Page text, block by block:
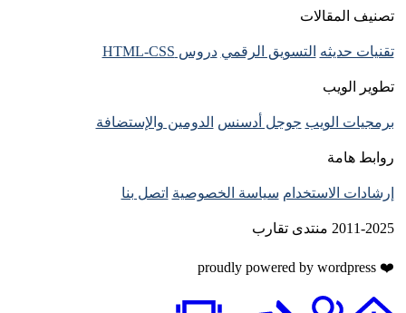
تصنيف المقالات
تقنيات حديثه التسويق الرقمي دروس HTML-CSS
تطوير الويب
برمجيات الويب جوجل أدسنس الدومين والإستضافة
روابط هامة
إرشادات الاستخدام سياسة الخصوصية اتصل بنا
2011-2025 منتدى تقارب
❤️ proudly powered by wordpress